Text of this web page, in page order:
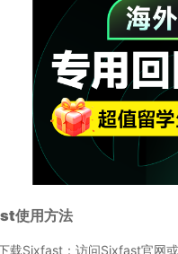
使用方法
载Sixfast：访问Sixfast官网或